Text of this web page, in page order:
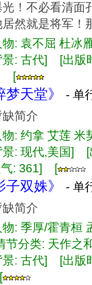
！不必看清面
居然就是将军
物: 袁不屈 杜
景: 古代] [出
[
天堂》
- 单
简介
物: 约拿 艾莲
景: 现代,美国]
: 361] [
双姝》
- 单
简介
物: 季厚/霍青桓
分类: 天作之
景: 古代] [出